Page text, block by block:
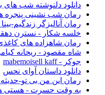
دانلود دلنوشته شب های
رمان شب‌ نشینی پنجره‌
رمان آنالیزگر زندگیم-
خلسه شکار - نسترن
رمان شاهزاده های
شاه مقصود - ریحانه
جوکر - mabemoisell kaff
دانلود داستان آوای نحس
رمان این من بی تو-
به وقت حسرت - هستی